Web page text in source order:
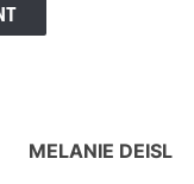
MELANIE DEISL